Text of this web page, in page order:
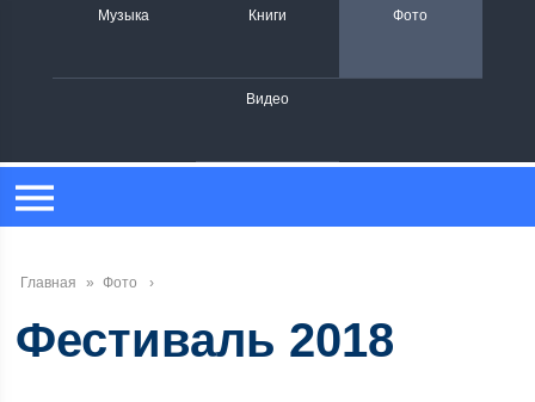
Музыка Книги Фото
Видео
Главная » Фото
Фестиваль 2018